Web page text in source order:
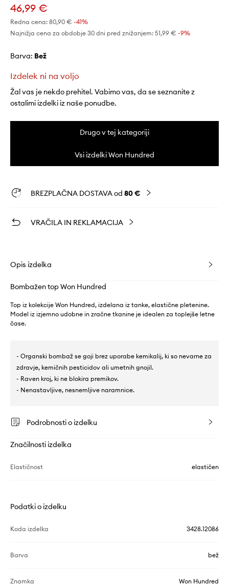
46,99 €
Redna cena: 80,90 € -41%
Najnižja cena za obdobje 30 dni pred znižanjem: 51,99 € -9%
Barva: bež
Izdelek ni na voljo
Žal vas je nekdo prehitel. Vabimo vas, da se seznanite z
ostalimi izdelki iz naše ponudbe.
Drugo v tej kategoriji
Vsi izdelki Won Hundred
BREZPLAČNA DOSTAVA od 80 €
VRAČILA IN REKLAMACIJA
Opis izdelka
Bombažen top Won Hundred
Top iz kolekcije Won Hundred, izdelana iz tanke, elastične pletenine.
Model iz izjemno udobne in zračne tkanine je idealen za toplejše letne
čase.
- Organski bombaž se goji brez uporabe kemikalij, ki so nevarne za
zdravje, kemičnih pesticidov ali umetnih gnojil.
- Raven kroj, ki ne blokira premikov.
- Nenastavljive, nesnemljive naramnice.
Podrobnosti o izdelku
Značilnosti izdelka
Elastičnost elastičen
Podatki o izdelku
Koda izdelka 3428.12086
Barva bež
Znamka Won Hundred